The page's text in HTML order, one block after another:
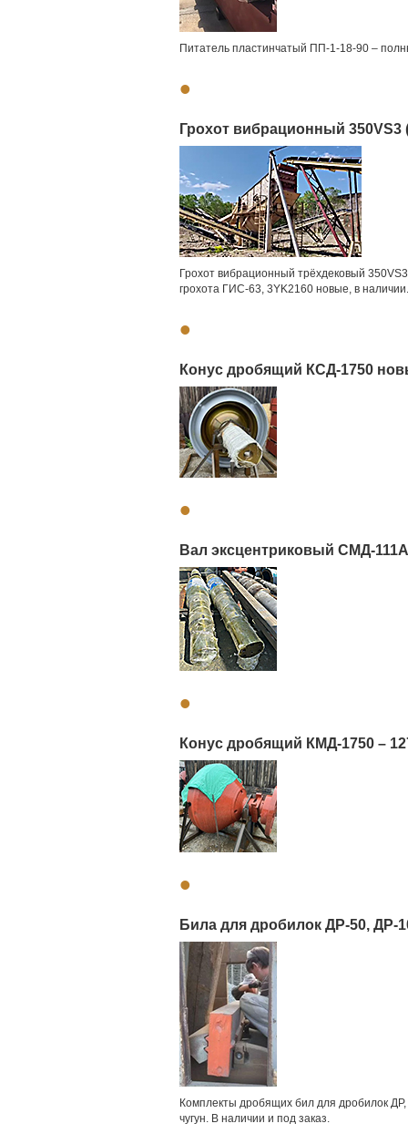
Питатель пластинчатый ПП-1-18-90 –
•
Грохот вибрационный 350VS3
Грохот вибрационный трёхдековый
грохота ГИС-63, 3YK2160 новые, в
•
Конус дробящий КСД-1750
•
Вал эксцентриковый СМД-
•
Конус дробящий КМД-1750 –
•
Била для дробилок ДР-50, ДР-
Комплекты дробящих бил для дробилок
чугун. В наличии и под заказ.